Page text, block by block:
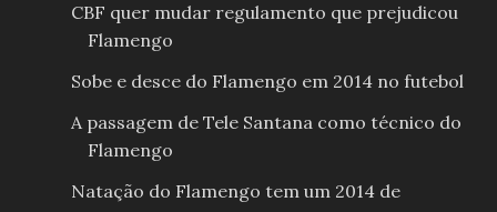
CBF quer mudar regulamento que prejudicou
Flamengo
Sobe e desce do Flamengo em 2014 no futebol
A passagem de Tele Santana como técnico do
Flamengo
Natação do Flamengo tem um 2014 de